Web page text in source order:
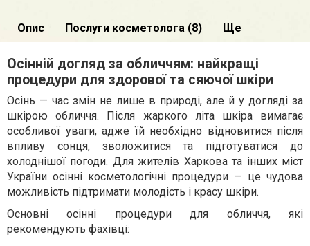
Опис Послуги косметолога (8) Ще
Осінній догляд за обличчям: найкращі
процедури для здорової та сяючої шкіри
Осінь — час змін не лише в природі, але й у догляді за
шкірою обличчя. Після жаркого літа шкіра вимагає
особливої уваги, адже їй необхідно відновитися після
впливу сонця, зволожитися та підготуватися до
холоднішої погоди. Для жителів Харкова та інших міст
України осінні косметологічні процедури — це чудова
можливість підтримати молодість і красу шкіри.
Основні осінні процедури для обличчя, які
рекомендують фахівці: